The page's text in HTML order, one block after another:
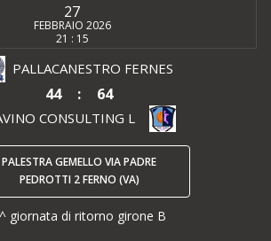
27
FEBBRAIO 2026
21 : 15
PALLACANESTRO FERNES
44 : 64
CONSULTING L
PALESTRA GEMELLO VIA PADRE
PEDROTTI 2 FERNO (VA)
giornata di ritorno girone B